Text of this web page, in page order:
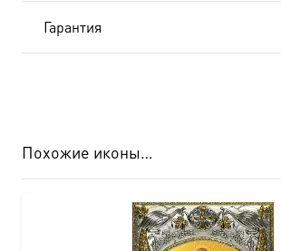
Гарантия
Похожие иконы…